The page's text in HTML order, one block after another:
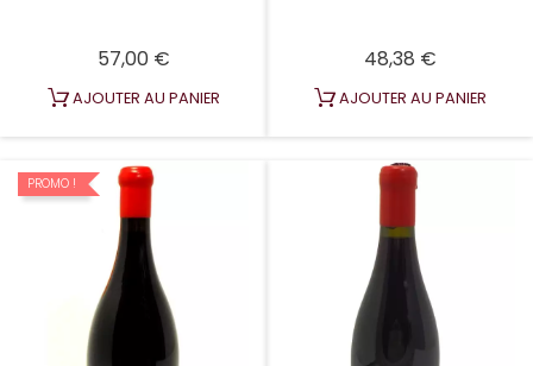
57,00 €Prix
AJOUTER AU PANIER
48,38 €Prix
AJOUTER AU PANIER
PROMO !